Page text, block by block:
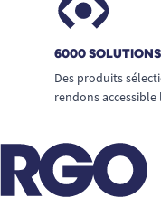
6000
Des produits
rendons